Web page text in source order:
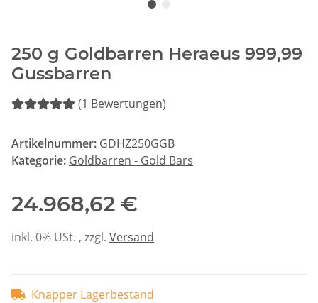
250 g Goldbarren Heraeus 999,99
Gussbarren
(1 Bewertungen)
Artikelnummer: GDHZ250GGB
Kategorie: Goldbarren - Gold Bars
24.968,62 €
inkl. 0% USt. , zzgl. Versand
Knapper Lagerbestand